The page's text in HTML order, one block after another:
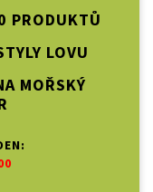
PRODUKTŮ
LOVU
MOŘSKÝ